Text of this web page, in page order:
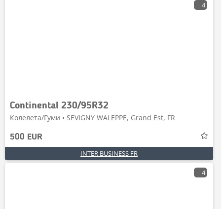
4
Continental 230/95R32
Колелета/Гуми • SEVIGNY WALEPPE, Grand Est, FR
500 EUR
INTER BUSINESS FR
4